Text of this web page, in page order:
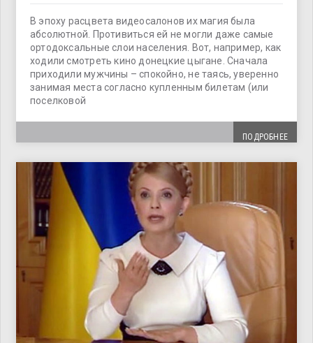
В эпоху расцвета видеосалонов их магия была
абсолютной. Противиться ей не могли даже самые
ортодоксальные слои населения. Вот, например, как
ходили смотреть кино донецкие цыгане. Сначала
приходили мужчины – спокойно, не таясь, уверенно
занимая места согласно купленным билетам (или
поселковой
ПОДРОБНЕЕ